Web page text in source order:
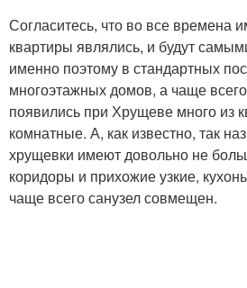
Согласитесь, что во все времена
квартиры являлись, и будут
именно поэтому в стандартных
многоэтажных домов, а чаще
появились при Хрущеве много из
комнатные. А, как известно, так
хрущевки имеют довольно не
коридоры и прихожие узкие,
чаще всего санузел совмещен.